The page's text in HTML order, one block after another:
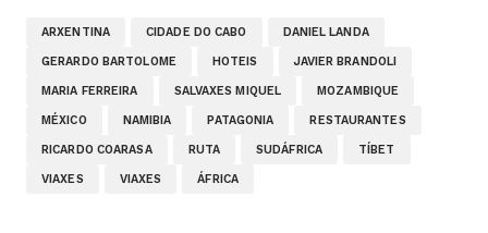
ARXENTINA CIDADE DO CABO DANIEL LANDA
GERARDO BARTOLOME HOTEIS JAVIER BRANDOLI
MARIA FERREIRA SALVAXES MIQUEL MOZAMBIQUE
MÉXICO NAMIBIA PATAGONIA RESTAURANTES
RICARDO COARASA RUTA SUDÁFRICA TÍBET
VIAXES VIAXES ÁFRICA